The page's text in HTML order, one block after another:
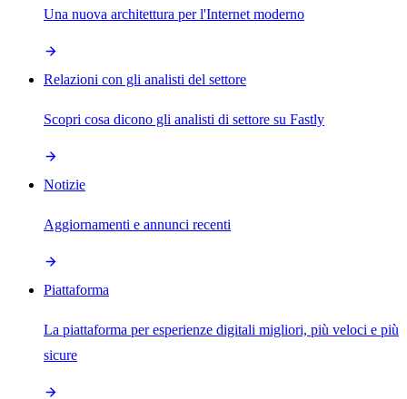
Una nuova architettura per l'Internet moderno
Relazioni con gli analisti del settore
Scopri cosa dicono gli analisti di settore su Fastly
Notizie
Aggiornamenti e annunci recenti
Piattaforma
La piattaforma per esperienze digitali migliori, più veloci e più
sicure